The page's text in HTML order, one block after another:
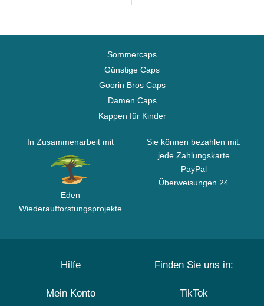
Sommercaps
Günstige Caps
Goorin Bros Caps
Damen Caps
Kappen für Kinder
In Zusammenarbeit mit
Eden
Wiederaufforstungsprojekte
Sie können bezahlen mit:
jede Zahlungskarte
PayPal
Überweisungen 24
Hilfe
Mein Konto
Finden Sie uns in:
TikTok